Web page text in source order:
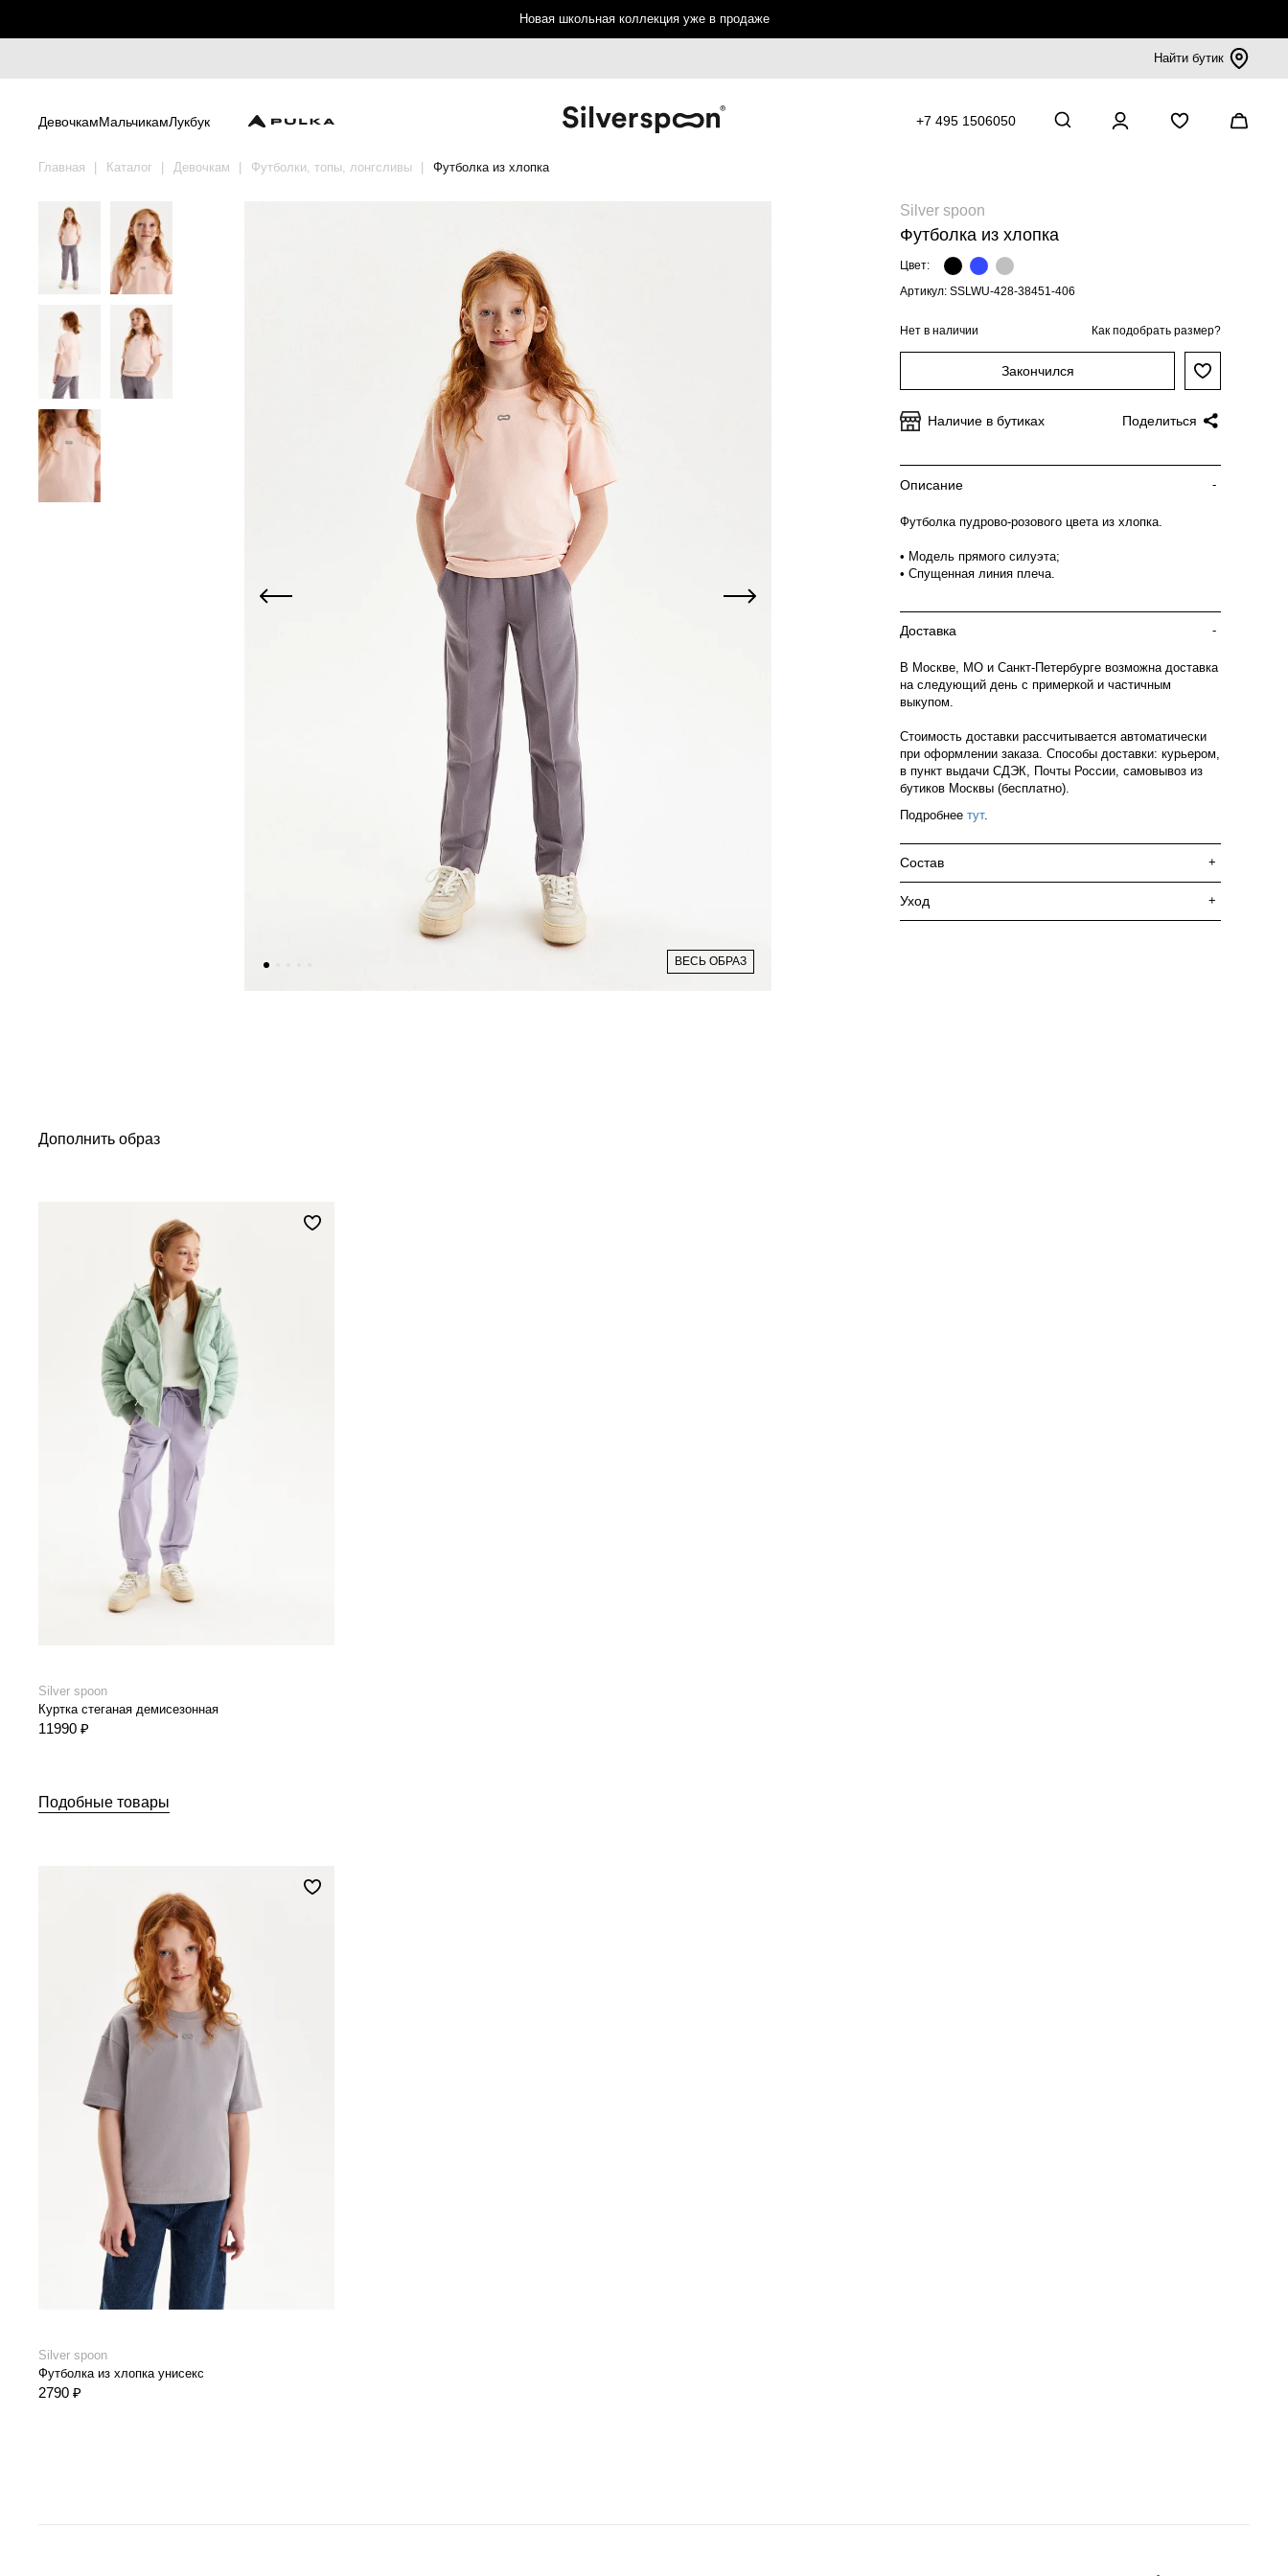
Новая школьная коллекция уже в продаже
Найти бутик
ДевочкамМальчикамЛукбук +7 495 1506050
Главная Каталог Девочкам Футболки, топы, лонгсливы Футболка из хлопка
ВЕСЬ ОБРАЗ
Silver spoon
Футболка из хлопка
Цвет:
Артикул: SSLWU-428-38451-406
Нет в наличии Как подобрать размер?
Закончился
Наличие в бутиках Поделиться
Описание -
Футболка пудрово-розового цвета из хлопка.
• Модель прямого силуэта;
• Спущенная линия плеча.
Доставка -
В Москве, МО и Санкт-Петербурге возможна доставка
на следующий день с примеркой и частичным
выкупом.
Стоимость доставки рассчитывается автоматически
при оформлении заказа. Способы доставки: курьером,
в пункт выдачи СДЭК, Почты России, самовывоз из
бутиков Москвы (бесплатно).
Подробнее тут.
Состав +
Уход +
Дополнить образ
Silver spoon
Куртка стеганая демисезонная
11990 ₽
Подобные товары
Silver spoon
Футболка из хлопка унисекс
2790 ₽